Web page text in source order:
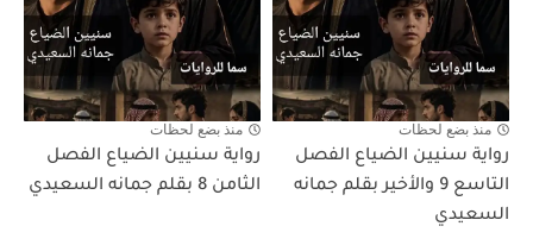
منذ بضع لحظات
رواية سنيين الضياع الفصل
التاسع 9 والأخير بقلم جمانه
السعيدي
منذ بضع لحظات
رواية سنيين الضياع الفصل
الثامن 8 بقلم جمانه السعيدي